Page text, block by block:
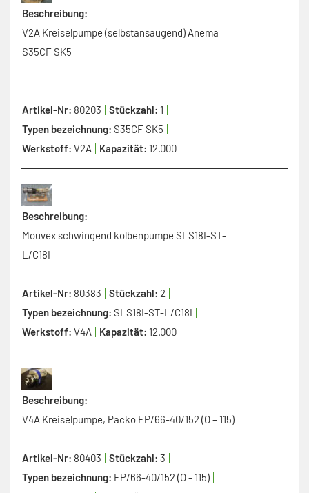
Beschreibung:
V2A Kreiselpumpe (selbstansaugend) Anema
S35CF SK5
Artikel-Nr: 80203 Stückzahl: 1
Typen bezeichnung: S35CF SK5
Werkstoff: V2A Kapazität: 12.000
Beschreibung:
Mouvex schwingend kolbenpumpe SLS18I-ST-
L/C18I
Artikel-Nr: 80383 Stückzahl: 2
Typen bezeichnung: SLS18I-ST-L/C18I
Werkstoff: V4A Kapazität: 12.000
Beschreibung:
V4A Kreiselpumpe, Packo FP/66-40/152 (O – 115)
Artikel-Nr: 80403 Stückzahl: 3
Typen bezeichnung: FP/66-40/152 (O - 115)